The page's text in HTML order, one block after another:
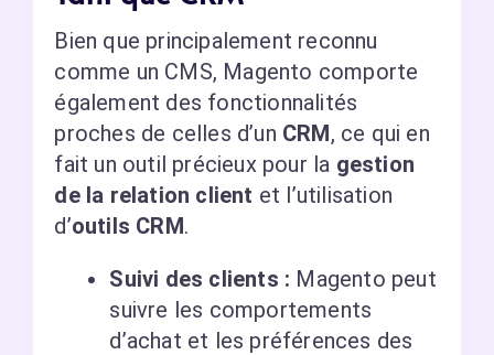
Bien que principalement reconnu
comme un CMS, Magento comporte
également des fonctionnalités
proches de celles d’un CRM, ce qui en
fait un outil précieux pour la gestion
de la relation client et l’utilisation
d’outils CRM.
Suivi des clients : Magento peut
suivre les comportements
d’achat et les préférences des